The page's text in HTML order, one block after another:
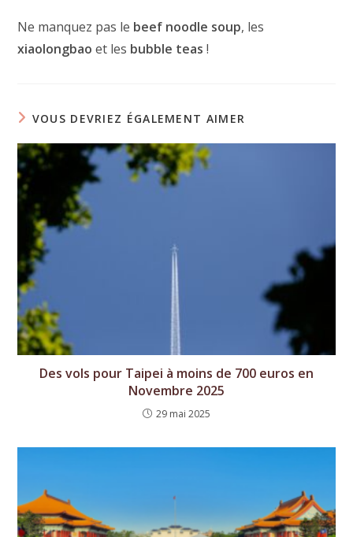
Ne manquez pas le beef noodle soup, les
xiaolongbao et les bubble teas !
VOUS DEVRIEZ ÉGALEMENT AIMER
Des vols pour Taipei à moins de 700 euros en
Novembre 2025
29 mai 2025